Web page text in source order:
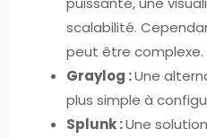
scalabilité.
peut être complexe.
Graylog :Une
plus simple à
Splunk :Une